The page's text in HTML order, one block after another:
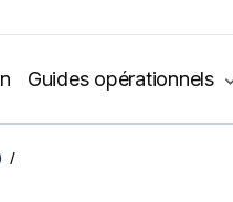
Guides opérationnels